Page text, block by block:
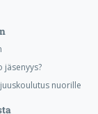
jäsenyys?
nuorille